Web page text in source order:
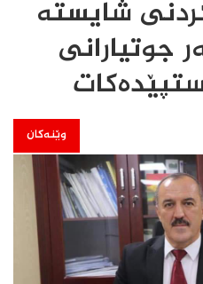
شایستە
جوتیارانی
وێنەکان